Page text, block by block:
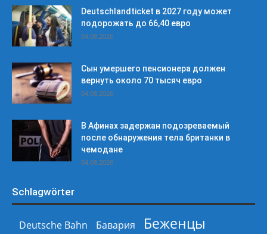
Deutschlandticket в 2027 году может
подорожать до 66,40 евро
04.08.2026
Сын умершего пенсионера должен
вернуть около 70 тысяч евро
04.08.2026
В Афинах задержан подозреваемый
после обнаружения тела британки в
чемодане
04.08.2026
Schlagwörter
Deutsche Bahn Бавария
Беженцы